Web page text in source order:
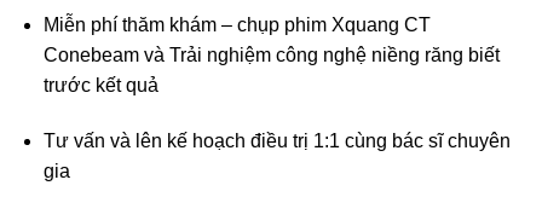
Miễn phí thăm khám – chụp phim Xquang CT
Conebeam và Trải nghiệm công nghệ niềng răng biết
trước kết quả
Tư vấn và lên kế hoạch điều trị 1:1 cùng bác sĩ chuyên
gia